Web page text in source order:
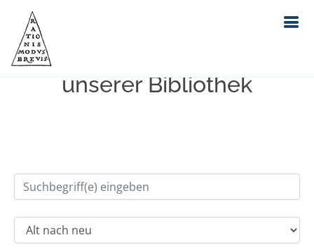
Einfache Suche im Bestand
unserer Bibliothek